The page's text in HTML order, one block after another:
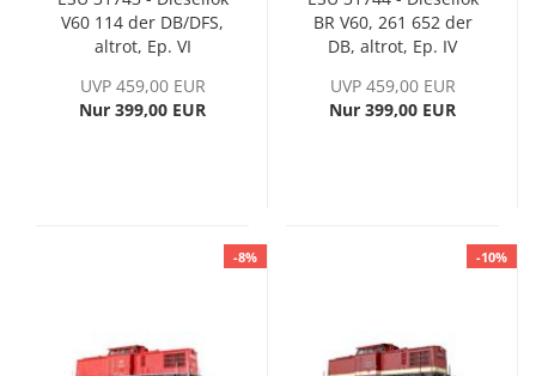
V60 114 der DB/DFS,
altrot, Ep. VI
UVP 459,00 EUR
Nur 399,00 EUR
BR V60, 261 652 der
DB, altrot, Ep. IV
UVP 459,00 EUR
Nur 399,00 EUR
-8% -10%